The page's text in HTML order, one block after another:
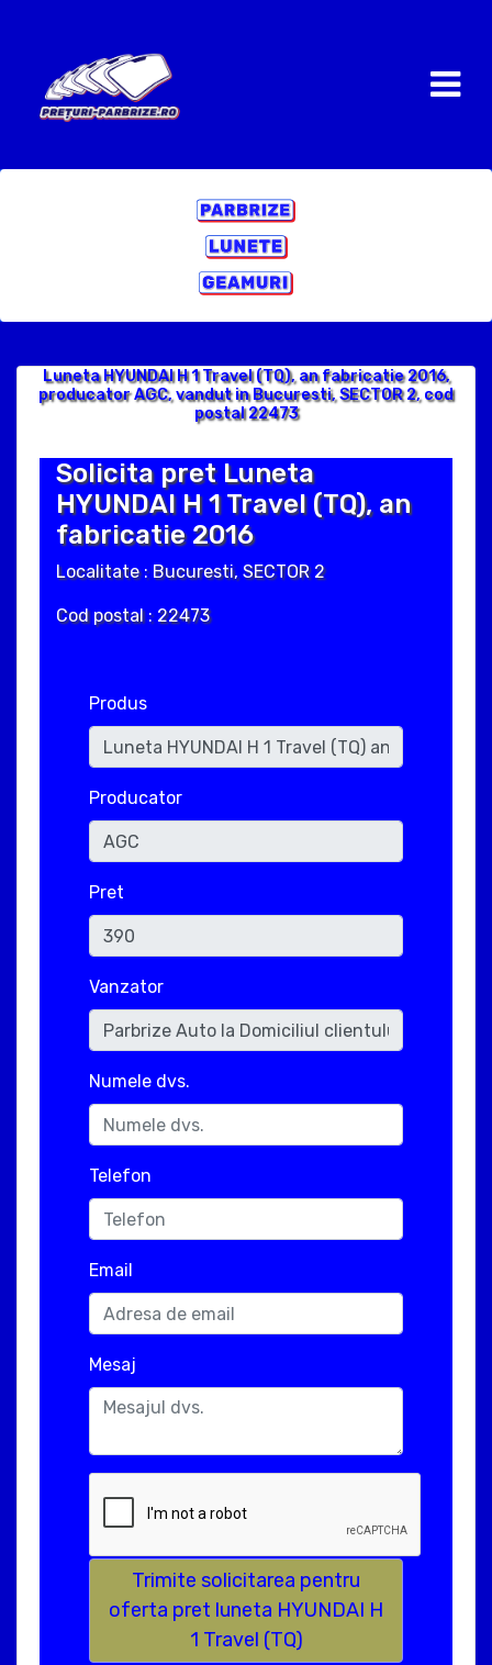
Luneta HYUNDAI H 1 Travel (TQ), an fabricatie 2016,
producator AGC, vandut in Bucuresti, SECTOR 2, cod
postal 22473
Solicita pret Luneta
HYUNDAI H 1 Travel (TQ), an
fabricatie 2016
Localitate : Bucuresti, SECTOR 2
Cod postal : 22473
Produs
Producator
Pret
Vanzator
Numele dvs.
Telefon
Email
Mesaj
Trimite solicitarea pentru
oferta pret luneta HYUNDAI H
1 Travel (TQ)